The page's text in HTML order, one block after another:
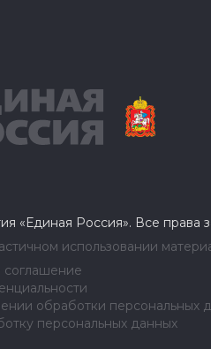
«Единая Россия». Все права
использовании
соглашение
обработки персональных
персональных данных